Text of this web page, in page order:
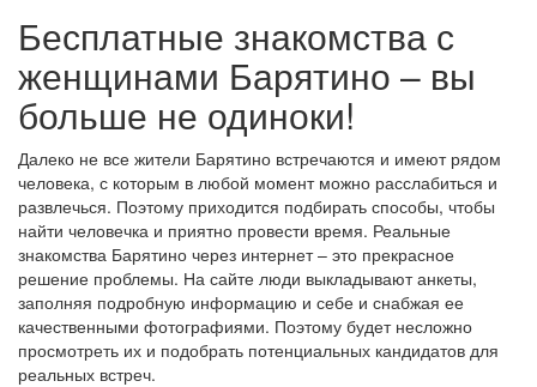
Бесплатные знакомства с
женщинами Барятино – вы
больше не одиноки!
Далеко не все жители Барятино встречаются и имеют рядом
человека, с которым в любой момент можно расслабиться и
развлечься. Поэтому приходится подбирать способы, чтобы
найти человечка и приятно провести время. Реальные
знакомства Барятино через интернет – это прекрасное
решение проблемы. На сайте люди выкладывают анкеты,
заполняя подробную информацию и себе и снабжая ее
качественными фотографиями. Поэтому будет несложно
просмотреть их и подобрать потенциальных кандидатов для
реальных встреч.